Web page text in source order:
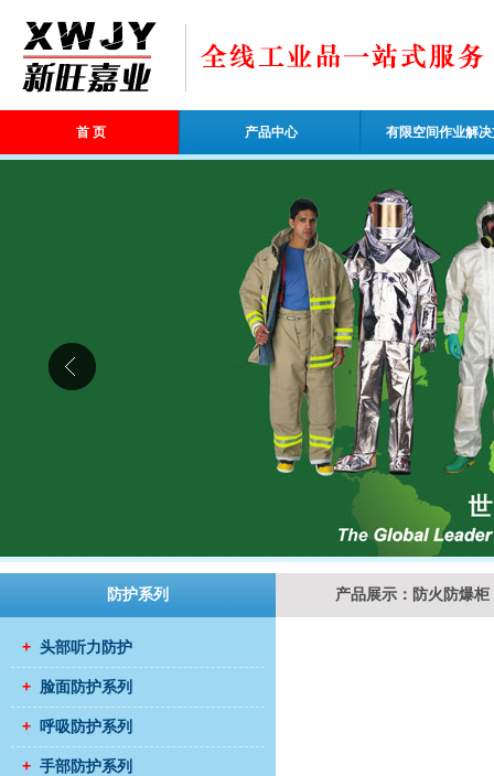
首 页 产品中心 有限空间作业解
防护系列
+ 头部听力防护
+ 脸面防护系列
+ 呼吸防护系列
+ 手部防护系列
产品展示：防火防爆柜